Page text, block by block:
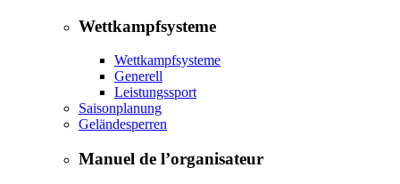
Wettkampfsysteme
Wettkampfsysteme
Generell
Leistungssport
Saisonplanung
Geländesperren
Manuel de l’organisateur